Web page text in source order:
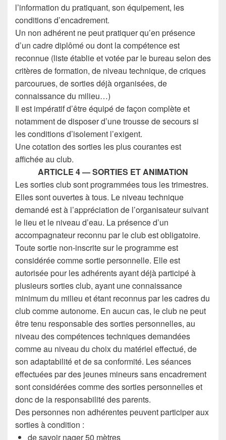
l’information du pratiquant, son équipement, les
conditions d’encadrement.
Un non adhérent ne peut pratiquer qu’en présence
d’un cadre diplômé ou dont la compétence est
reconnue (liste établie et votée par le bureau selon des
critères de formation, de niveau technique, de criques
parcourues, de sorties déjà organisées, de
connaissance du milieu…)
Il est impératif d’être équipé de façon complète et
notamment de disposer d’une trousse de secours si
les conditions d’isolement l’exigent.
Une cotation des sorties les plus courantes est
affichée au club.
ARTICLE 4 — SORTIES ET ANIMATION
Les sorties club sont programmées tous les trimestres.
Elles sont ouvertes à tous. Le niveau technique
demandé est à l’appréciation de l’organisateur suivant
le lieu et le niveau d’eau. La présence d’un
accompagnateur reconnu par le club est obligatoire.
Toute sortie non-inscrite sur le programme est
considérée comme sortie personnelle. Elle est
autorisée pour les adhérents ayant déjà participé à
plusieurs sorties club, ayant une connaissance
minimum du milieu et étant reconnus par les cadres du
club comme autonome. En aucun cas, le club ne peut
être tenu responsable des sorties personnelles, au
niveau des compétences techniques demandées
comme au niveau du choix du matériel effectué, de
son adaptabilité et de sa conformité. Les séances
effectuées par des jeunes mineurs sans encadrement
sont considérées comme des sorties personnelles et
donc de la responsabilité des parents.
Des personnes non adhérentes peuvent participer aux
sorties à condition :
de savoir nager 50 mètres